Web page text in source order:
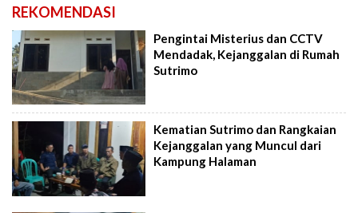
REKOMENDASI
Pengintai Misterius dan CCTV
Mendadak, Kejanggalan di Rumah
Sutrimo
Kematian Sutrimo dan Rangkaian
Kejanggalan yang Muncul dari
Kampung Halaman